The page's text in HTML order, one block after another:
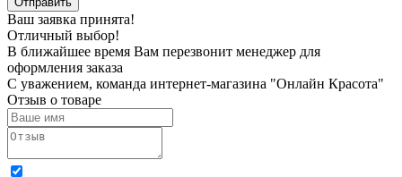
Ваш заявка принята!
Отличный выбор!
В ближайшее время Вам перезвонит менеджер для
оформления заказа
С уважением, команда интернет-магазина "Онлайн Красота"
Отзыв о товаре